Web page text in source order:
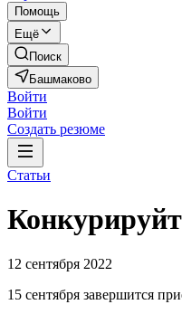
Помощь
Ещё
Поиск
Башмаково
Войти
Войти
Создать резюме
Статьи
12 сентября 2022
15 сентября завершится